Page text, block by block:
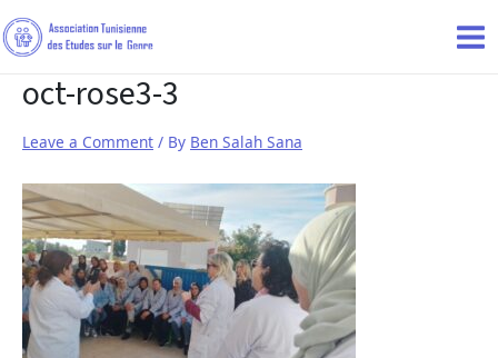
oct-rose3-3
Leave a Comment / By Ben Salah Sana